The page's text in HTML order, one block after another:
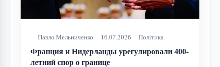
Павло Мельниченко 16.07.2026 Політика
Франция и Нидерланды урегулировали 400-
летний спор о границе